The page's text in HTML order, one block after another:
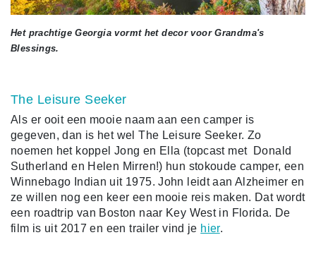
Het prachtige Georgia vormt het decor voor Grandma's
Blessings.
The Leisure Seeker
Als er ooit een mooie naam aan een camper is
gegeven, dan is het wel The Leisure Seeker. Zo
noemen het koppel Jong en Ella (topcast met Donald
Sutherland en Helen Mirren!) hun stokoude camper, een
Winnebago Indian uit 1975. John leidt aan Alzheimer en
ze willen nog een keer een mooie reis maken. Dat wordt
een roadtrip van Boston naar Key West in Florida. De
film is uit 2017 en een trailer vind je hier.